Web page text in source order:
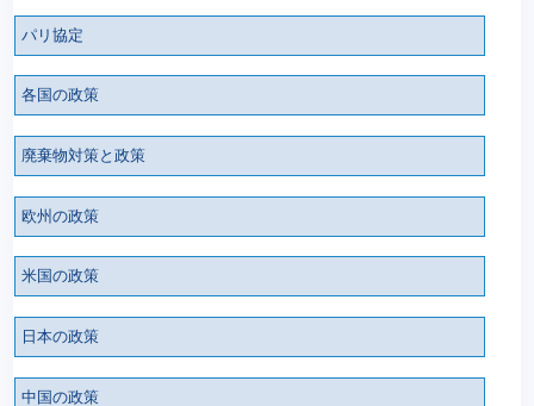
パリ協定
各国の政策
廃棄物対策と政策
欧州の政策
米国の政策
日本の政策
中国の政策